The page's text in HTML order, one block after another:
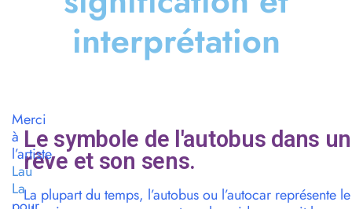
interprétation
Le symbole de l'autobus dans un
rêve et son sens.
La plupart du temps, l’autobus ou l’autocar représente le
Merci
à
l’artiste
Lau
La